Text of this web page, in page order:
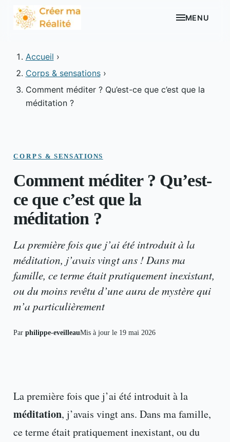
MENU
Accueil ›
Corps & sensations ›
Comment méditer ? Qu’est-ce que c’est que la
méditation ?
CORPS & SENSATIONS
Comment méditer ? Qu’est-
ce que c’est que la
méditation ?
La première fois que j’ai été introduit à la
méditation, j’avais vingt ans ! Dans ma
famille, ce terme était pratiquement inexistant,
ou du moins revêtu d’une aura de mystère qui
m’a particulièrement
Par philippe-eveilleauMis à jour le 19 mai 2026
La première fois que j’ai été introduit à la
méditation, j’avais vingt ans. Dans ma famille,
ce terme était pratiquement inexistant, ou du